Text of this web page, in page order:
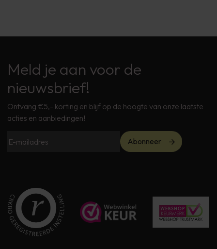
Meld je aan voor de
nieuwsbrief!
Ontvang €5,- korting en blijf op de hoogte van onze laatste
acties en aanbiedingen!
Abonneer